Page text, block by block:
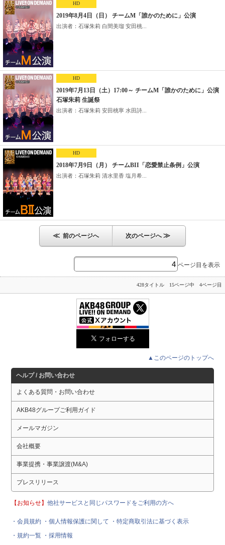
HD
2019年8月4日（日） チームM「誰かのために」公演
出演者：石塚朱莉 白間美瑠 安田桃...
HD
2019年7月13日（土）17:00～ チームM「誰かのために」公演
石塚朱莉 生誕祭
出演者：石塚朱莉 安田桃寧 水田詩...
HD
2018年7月9日（月） チームBII「恋愛禁止条例」公演
出演者：石塚朱莉 清水里香 塩月希...
≪ 前のページへ 次のページへ≫
ページ目を表示
428タイトル 15ページ中 4ページ目
▲このページのトップへ
ヘルプ / お問い合わせ
よくある質問・お問い合わせ
AKB48グループご利用ガイド
メールマガジン
会社概要
事業提携・事業譲渡(M&A)
プレスリリース
【お知らせ】他社サービスと同じパスワードをご利用の方へ
・会員規約 ・個人情報保護に関して
・特定商取引法に基づく表示
・規約一覧 ・採用情報